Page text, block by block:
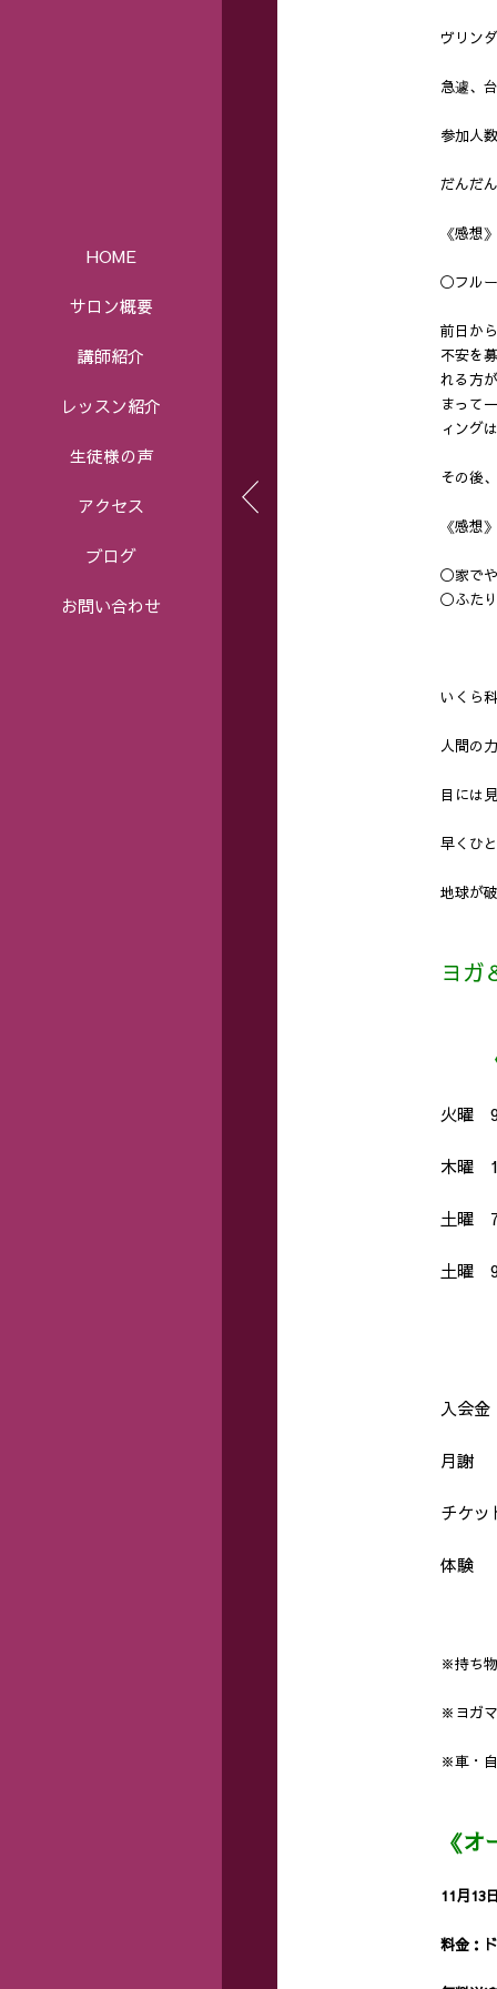
HOME
サロン概要
講師紹介
レッスン紹介
生徒様の声
アクセス
ブログ
お問い合わせ
ヴリン
急遽、
参加人
だんだ
《感想》
◯フルー
前日か
不安を
れる方
まって
ィング
その後
《感想》
◯家でや
◯ふたり
いくら
人間の
目には
早くひ
地球が
ヨガ
《
火曜
木曜
土曜
土曜 9
入会
月謝
チケ
体験
※持ち
※ヨガ
※車・
《
11月13
料金：